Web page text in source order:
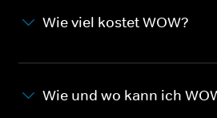
Wie viel kostet WOW?
Wie und wo kann ich